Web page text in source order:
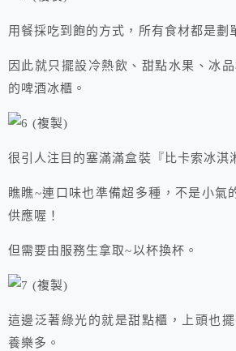
用餐採吃到飽的方式，所有食材都是劃
因此就只擺設冷熱飲、甜點水果、冰
的啤酒冰櫃。
很引人注目的塞滿滿盒裝『比卡索冰淇
瞧瞧~連口味也準備超多種，不是小氣
供應喔！
但需要由服務生拿取~以杯換杯。
這邊泛著綠光的就是甜點櫃，上頭也
養樂多。